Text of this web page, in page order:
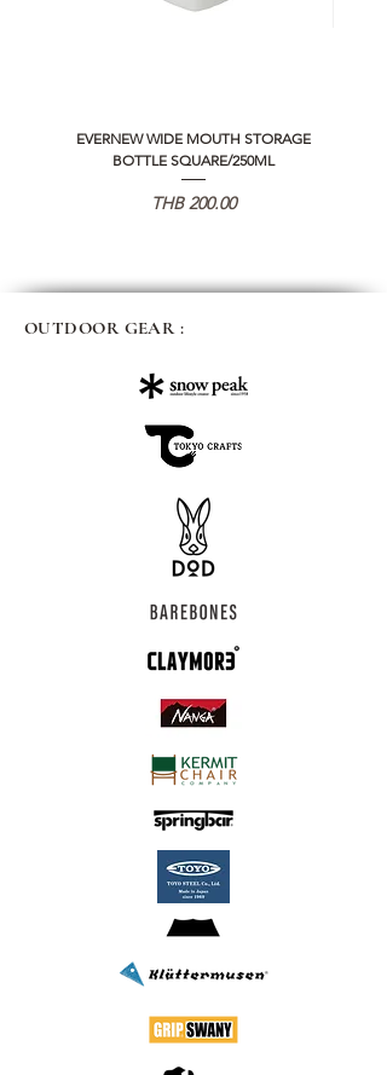
EVERNEW WIDE MOUTH STORAGE
BOTTLE SQUARE/250ML
가격
THB 200.00
OUTDOOR GEAR :